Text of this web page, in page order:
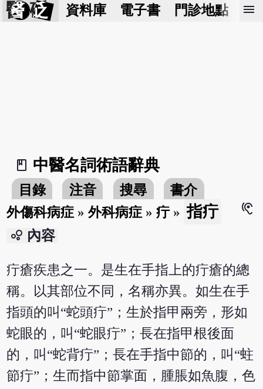
醫 砭 資料庫 電子書 門診地點 預
menu
book_2
中醫名詞術語辭典
目錄 注音 搜尋
書介
外傷科病症 »外科病症 »疔» 指疔
hearing
bubble_chart 內容
疔瘡疾患之一。是生在手指上的疔瘡的總
稱。以其部位不同，名稱亦異。如生在手
指頭的叫“蛇頭疔”；生於指甲兩旁，形如
蛇眼的，叫“蛇眼疔”；長在指甲根後面
的，叫“蛇背疔”；長在手指中節的，叫“蛀
節疔”；生而指中節掌面，腫脹如魚腹，色